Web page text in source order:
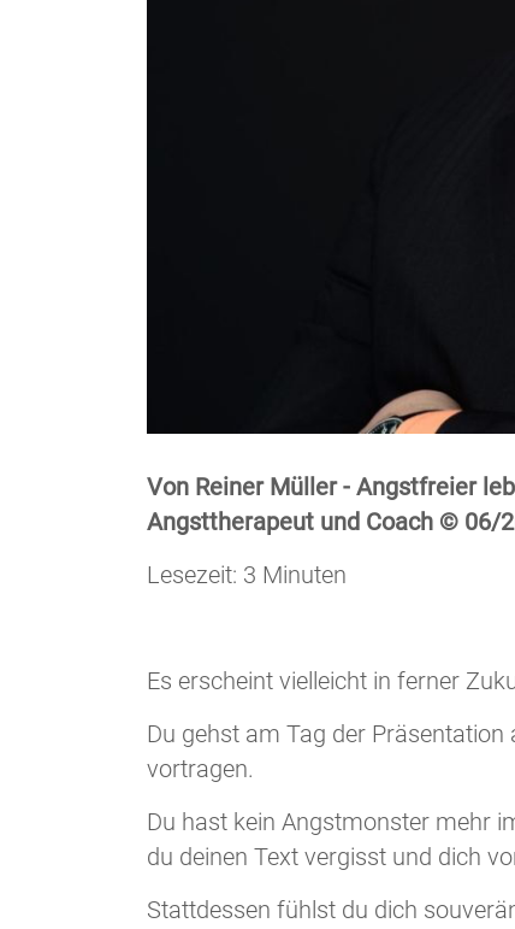
Von Reiner Müller - Angstfreier
Angsttherapeut und Coach © 06/
Lesezeit: 3 Minuten
Es erscheint vielleicht in ferner
Du gehst am Tag der
vortragen.
Du hast kein Angstmonster mehr
du deinen Text vergisst und dich
Stattdessen fühlst du dich